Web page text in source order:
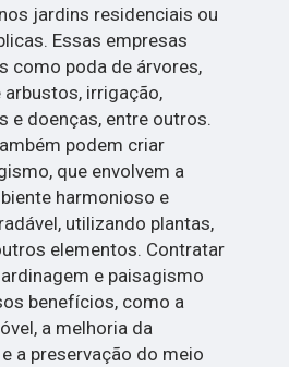
jardins residenciais ou
Essas empresas
como poda de árvores,
irrigação,
e doenças, entre outros.
podem criar
que envolvem a
harmonioso e
utilizando plantas,
elementos. Contratar
e paisagismo
benefícios, como a
a melhoria da
a preservação do meio